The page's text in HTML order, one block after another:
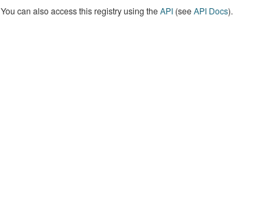
You can also access this registry using theAPI(seeAPI Docs).